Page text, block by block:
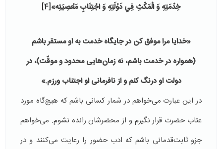
خِدْمَتِهِ وَ الْمَكْثِ فِي دَوْلَتِهِ وَ اجْتِنَابِ مَعْصِيَتِه‏»[4]
«خدایا مرا موفق کن در جایگاه خدمت به او مستقر باشم
(همواره در خدمت باشم، نه زمان‌هایی محدود و موقّت)، در
دولت او درنگ کنم و از نافرمانی او اجتناب ورزم.»
در این عبارت می‌خواهم در شمار کسانی باشم که هیچ‌گاه مورد
عتاب حضرت قرار نگیرم و از محضرشان رانده نشوم. می‌خواهم
جزو ثابت‌قدمانی باشم که ادب حضور را رعایت می‌کنند و در